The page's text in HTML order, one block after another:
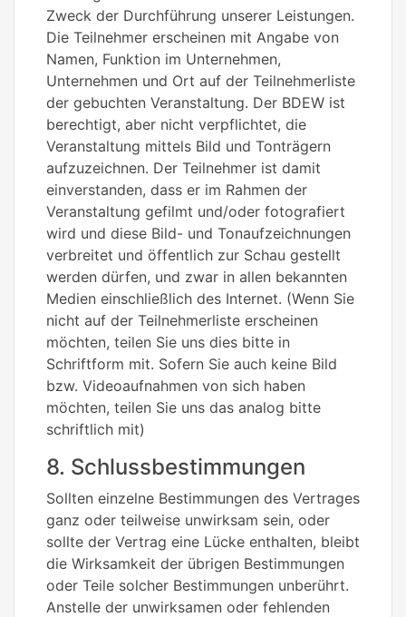
Zweck der Durchführung unserer Leistungen.
Die Teilnehmer erscheinen mit Angabe von
Namen, Funktion im Unternehmen,
Unternehmen und Ort auf der Teilnehmerliste
der gebuchten Veranstaltung. Der BDEW ist
berechtigt, aber nicht verpflichtet, die
Veranstaltung mittels Bild und Tonträgern
aufzuzeichnen. Der Teilnehmer ist damit
einverstanden, dass er im Rahmen der
Veranstaltung gefilmt und/oder fotografiert
wird und diese Bild- und Tonaufzeichnungen
verbreitet und öffentlich zur Schau gestellt
werden dürfen, und zwar in allen bekannten
Medien einschließlich des Internet. (Wenn Sie
nicht auf der Teilnehmerliste erscheinen
möchten, teilen Sie uns dies bitte in
Schriftform mit. Sofern Sie auch keine Bild
bzw. Videoaufnahmen von sich haben
möchten, teilen Sie uns das analog bitte
schriftlich mit)
8. Schlussbestimmungen
Sollten einzelne Bestimmungen des Vertrages
ganz oder teilweise unwirksam sein, oder
sollte der Vertrag eine Lücke enthalten, bleibt
die Wirksamkeit der übrigen Bestimmungen
oder Teile solcher Bestimmungen unberührt.
Anstelle der unwirksamen oder fehlenden